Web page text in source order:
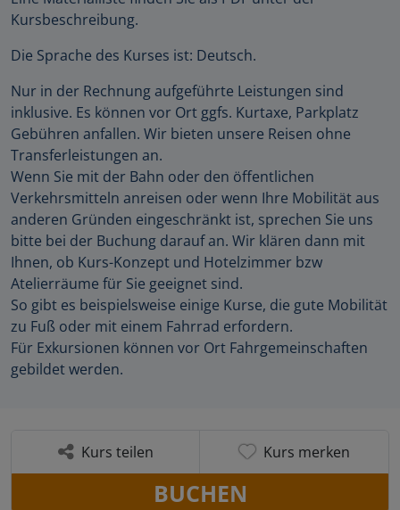
Kursbeschreibung.
Die Sprache des Kurses ist: Deutsch.
Nur in der Rechnung aufgeführte Leistungen sind
inklusive. Es können vor Ort ggfs. Kurtaxe, Parkplatz
Gebühren anfallen. Wir bieten unsere Reisen ohne
Transferleistungen an.
Wenn Sie mit der Bahn oder den öffentlichen
Verkehrsmitteln anreisen oder wenn Ihre Mobilität aus
anderen Gründen eingeschränkt ist, sprechen Sie uns
bitte bei der Buchung darauf an. Wir klären dann mit
Ihnen, ob Kurs-Konzept und Hotelzimmer bzw
Atelierräume für Sie geeignet sind.
So gibt es beispielsweise einige Kurse, die gute Mobilität
zu Fuß oder mit einem Fahrrad erfordern.
Für Exkursionen können vor Ort Fahrgemeinschaften
gebildet werden.
Kurs teilen Kurs merken
BUCHEN